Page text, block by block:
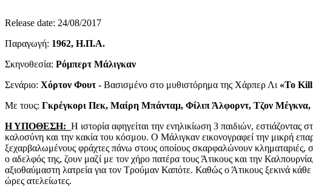
Release date: 24/08/2017
Παραγωγή: 1962, Η.Π.Α.
Σκηνοθεσία: Ρόμπερτ Μάλιγκαν
Σενάριο: Χόρτον Φουτ - Βασισμένο στο μυθιστόρημα της Χάρπερ Λι «To
Με τους: Γκρέγκορι Πεκ, Μαίρη Μπάνταμ, Φίλιπ Άλφορντ, Τζον
Η ΥΠΟΘΕΣΗ: Η ιστορία αφηγείται την ενηλικίωση 3 παιδιών,
καλοσύνη και την κακία του κόσμου. Ο Μάλιγκαν εικονογραφεί την μικρή
ξεχαρβαλωμένους φράχτες πάνω στους οποίους σκαρφαλώνουν κληματαριές,
ο αδελφός της, ζουν μαζί με τον χήρο πατέρα τους Άτικους και την
αξιοθαύμαστη λατρεία για τον Τρούμαν Καπότε. Καθώς ο Άτικους ξεκινά κάθε
ώρες ατελείωτες.